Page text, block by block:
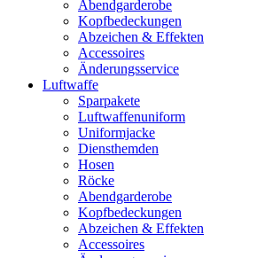
Abendgarderobe
Kopfbedeckungen
Abzeichen & Effekten
Accessoires
Änderungsservice
Luftwaffe
Sparpakete
Luftwaffenuniform
Uniformjacke
Diensthemden
Hosen
Röcke
Abendgarderobe
Kopfbedeckungen
Abzeichen & Effekten
Accessoires